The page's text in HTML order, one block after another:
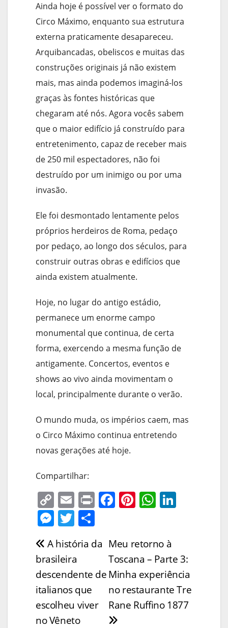
Ainda hoje é possível ver o formato do
Circo Máximo, enquanto sua estrutura
externa praticamente desapareceu.
Arquibancadas, obeliscos e muitas das
construções originais já não existem
mais, mas ainda podemos imaginá-los
graças às fontes históricas que
chegaram até nós. Agora vocês sabem
que o maior edifício já construído para
entretenimento, capaz de receber mais
de 250 mil espectadores, não foi
destruído por um inimigo ou por uma
invasão.
Ele foi desmontado lentamente pelos
próprios herdeiros de Roma, pedaço
por pedaço, ao longo dos séculos, para
construir outras obras e edifícios que
ainda existem atualmente.
Hoje, no lugar do antigo estádio,
permanece um enorme campo
monumental que continua, de certa
forma, exercendo a mesma função de
antigamente. Concertos, eventos e
shows ao vivo ainda movimentam o
local, principalmente durante o verão.
O mundo muda, os impérios caem, mas
o Circo Máximo continua entretendo
novas gerações até hoje.
Compartilhar:
C
o
p
y
Li
n
k
E
m
ai
l
Pr F
e
b
o
o
k
Pi
e
st
W
s
A
p
p
dI
n
M
e
ss
e
n
g
er
T
w
itt
er
h
ar
e
Navegação
de
Post
Meu retorno à
Toscana – Parte 3:
Minha experiência
no restaurante Tre
Rane Ruffino 1877
A história da
brasileira
descendente de
italianos que
escolheu viver
no Vêneto